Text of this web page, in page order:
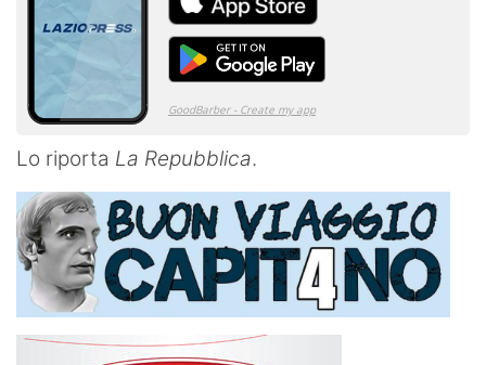
Lo riporta La Repubblica.